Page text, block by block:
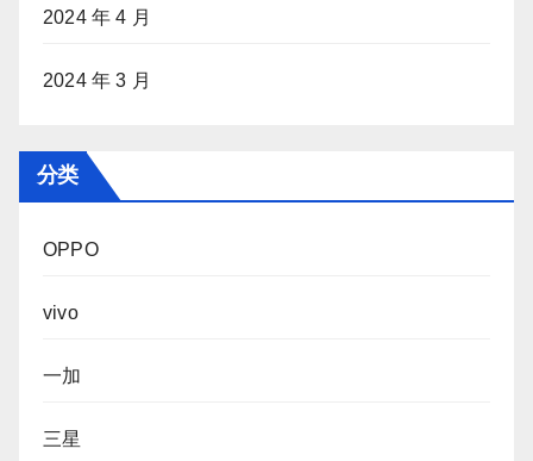
2024 年 4 月
2024 年 3 月
分类
OPPO
vivo
一加
三星